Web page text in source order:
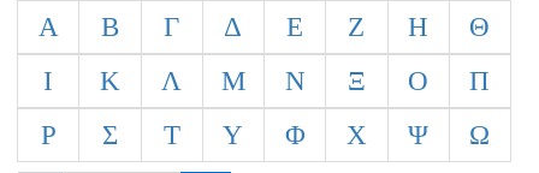
Α Β Γ Δ Ε Ζ Η
Θ
Ι
Κ Λ Μ Ν Ξ Ο
Π
Ρ
Σ Τ Υ Φ Χ Ψ Ω